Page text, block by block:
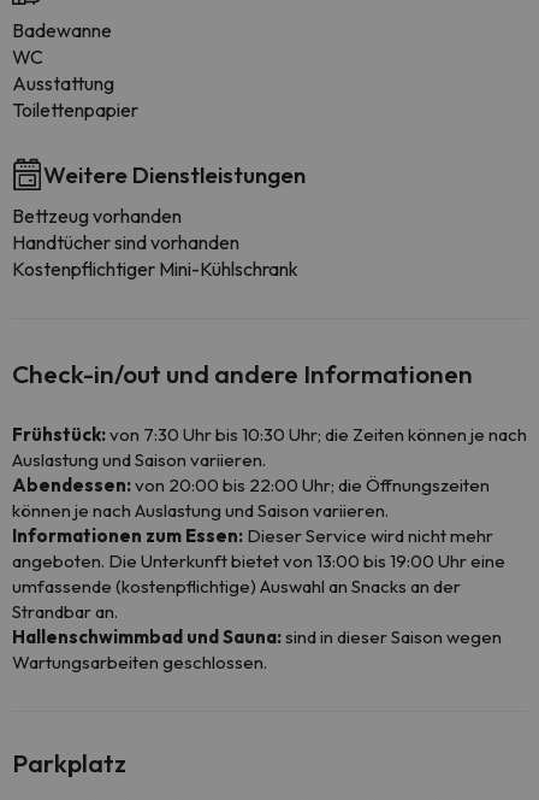
Badewanne
WC
Ausstattung
Toilettenpapier
Weitere Dienstleistungen
Bettzeug vorhanden
Handtücher sind vorhanden
Kostenpflichtiger Mini-Kühlschrank
Check-in/out und andere Informationen
Frühstück:von 7:30 Uhr bis 10:30 Uhr; die Zeiten können je nach
Auslastung und Saison variieren.
Abendessen:von 20:00 bis 22:00 Uhr; die Öffnungszeiten
können je nach Auslastung und Saison variieren.
Informationen zum Essen: Dieser Service wird nicht mehr
angeboten. Die Unterkunft bietet von 13:00 bis 19:00 Uhr eine
umfassende (kostenpflichtige) Auswahl an Snacks an der
Strandbar an.
Hallenschwimmbad und Sauna:sind in dieser Saison wegen
Wartungsarbeiten geschlossen.
Parkplatz